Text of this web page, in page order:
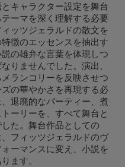
キャラクター設定を舞台
ーマを深く理解する必要
ッツジェラルドの散文を
徴のエッセンスを抽出す
の雄弁な言葉を体現しつ
りませんでした。演出、
ランコリーを反映させつ
の華やかさを再現する必
退廃的なパーティー、煮
ーリーを、すべて舞台と
た。舞台作品としての
、フィッツジェラルドのヴ
ーマンスに変え、小説を
ます。